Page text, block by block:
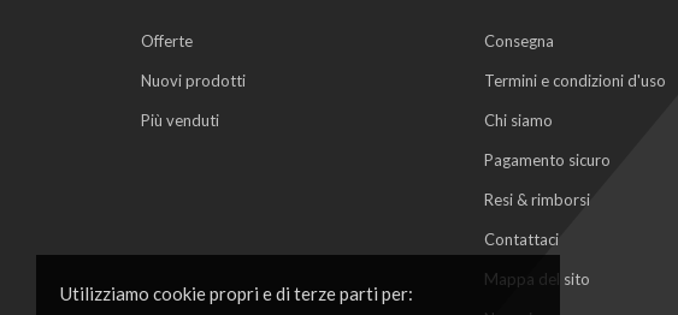
Utilizziamo cookie propri e di terze parti per:
Offerte
Nuovi prodotti
Più venduti
Consegna
Termini e condizioni d'uso
Chi siamo
Pagamento sicuro
Resi & rimborsi
Contattaci
Mappa del sito